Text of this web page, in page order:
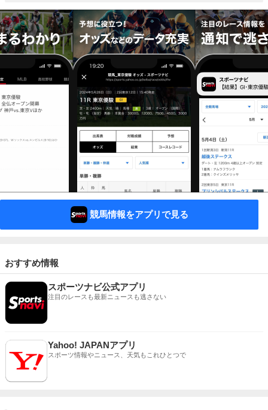
競馬情報をアプリで見る
おすすめ情報
スポーツナビ公式アプリ
注目のレースも最新ニュースも逃さない
Yahoo! JAPANアプリ
スポーツ情報やニュース、天気もこれひとつで